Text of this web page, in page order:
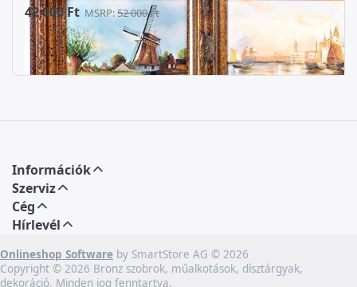
42 000 Ft MSRP:52 000 Ft
Információk
Szerviz
Cég
Hírlevél
Onlineshop Software by SmartStore AG © 2026
Copyright © 2026 Bronz szobrok, műalkotások, dísztárgyak,
dekoráció. Minden jog fenntartva.